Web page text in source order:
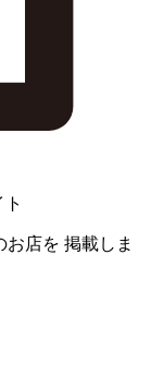
お店を 掲載しま